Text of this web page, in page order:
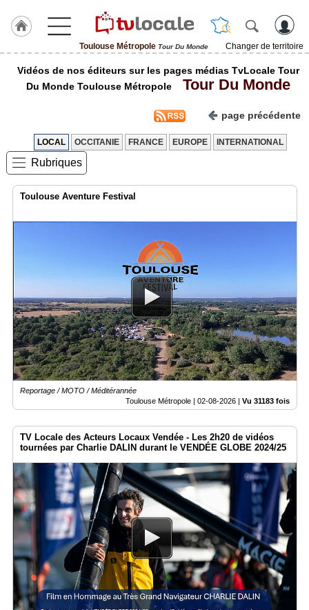
Toulouse Métropole Tour Du Monde
Changer de territoire
J'adhère
Hulcoq
TvLocale
France
Vidéos
Médias
du
groupe
Blogs
Inscription
annuaire
Accès
éditeur
Vidéos de nos éditeurs sur les pages médias TvLocale Tour
Du Monde Toulouse Métropole
Tour Du Monde
page précédente
LOCAL OCCITANIE FRANCE EUROPE INTERNATIONAL
Rubriques
Toulouse Aventure Festival
Reportage / MOTO / Méditérannée
Toulouse Métropole | 02-08-2026 Vu 31183 fois
TV Locale des Acteurs Locaux Vendée - Les 2h20 de vidéos
tournées par Charlie DALIN durant le VENDÉE GLOBE 2024/25